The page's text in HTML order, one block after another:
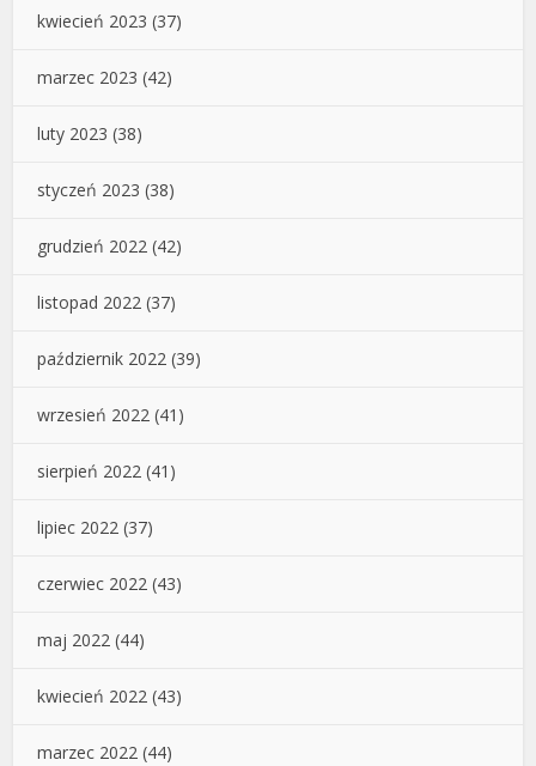
kwiecień 2023 (37)
marzec 2023 (42)
luty 2023 (38)
styczeń 2023 (38)
grudzień 2022 (42)
listopad 2022 (37)
październik 2022 (39)
wrzesień 2022 (41)
sierpień 2022 (41)
lipiec 2022 (37)
czerwiec 2022 (43)
maj 2022 (44)
kwiecień 2022 (43)
marzec 2022 (44)